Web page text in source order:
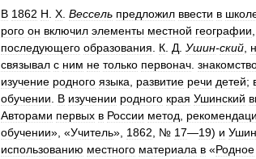
В 1862 Н X Вессель предложил ввести в
рого он включил элементы местной географии
последующего образования К Д Ушин-ский
связывал с ним не только первонач
изучение родного языка развитие речи детей;
обучении
В изучении родного края Ушинский
Авторами первых в России метод
обучении», «Учитель», 1862 , № 17—19) и
использованию местного материала в «Родное